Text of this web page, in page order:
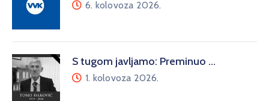
6. kolovoza 2026.
S tugom javljamo: Preminuo …
1. kolovoza 2026.